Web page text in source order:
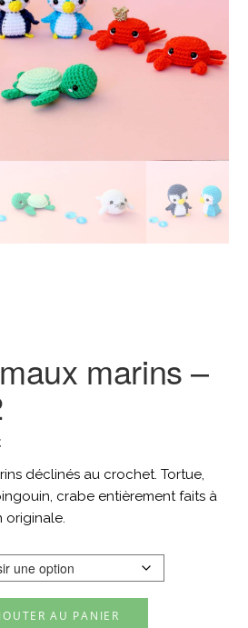
marins –
déclinés au crochet. Tortue,
crabe entièrement faits à
originale.
AU PANIER